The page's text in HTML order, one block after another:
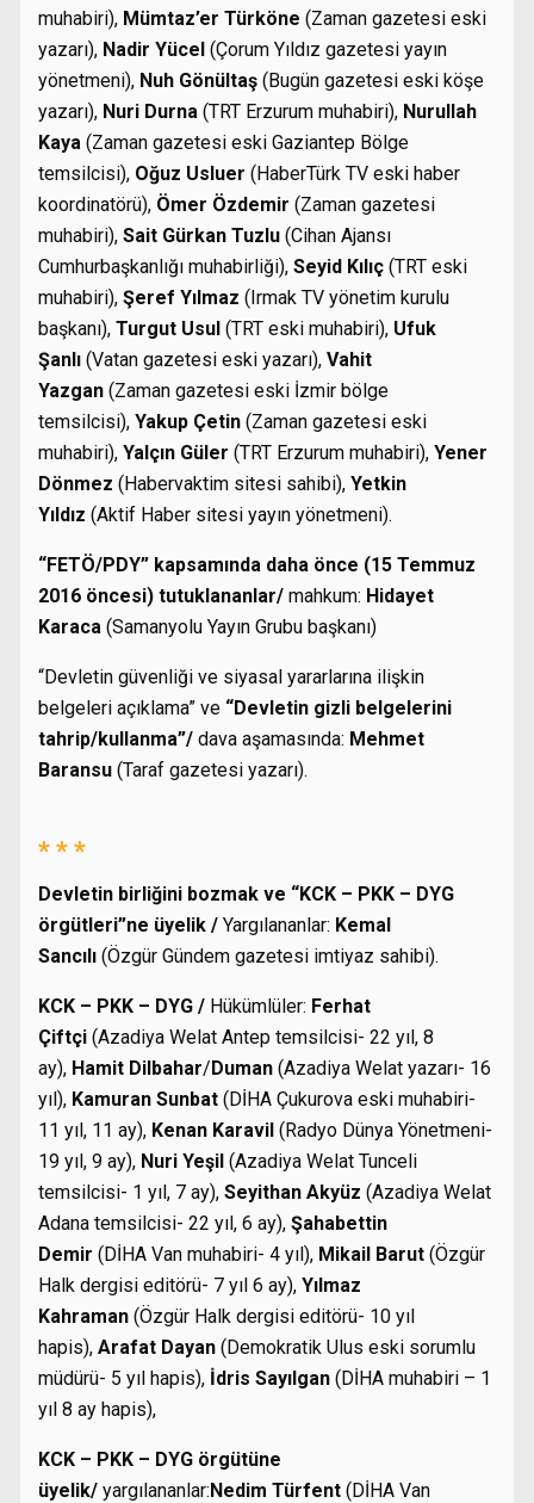
muhabiri), Mümtaz’er Türköne (Zaman gazetesi eski
yazarı), Nadir Yücel (Çorum Yıldız gazetesi yayın
yönetmeni), Nuh Gönültaş (Bugün gazetesi eski köşe
yazarı), Nuri Durna (TRT Erzurum muhabiri), Nurullah
Kaya (Zaman gazetesi eski Gaziantep Bölge
temsilcisi), Oğuz Usluer (HaberTürk TV eski haber
koordinatörü), Ömer Özdemir (Zaman gazetesi
muhabiri), Sait Gürkan Tuzlu (Cihan Ajansı
Cumhurbaşkanlığı muhabirliği), Seyid Kılıç (TRT eski
muhabiri), Şeref Yılmaz (Irmak TV yönetim kurulu
başkanı), Turgut Usul (TRT eski muhabiri), Ufuk
Şanlı (Vatan gazetesi eski yazarı), Vahit
Yazgan (Zaman gazetesi eski İzmir bölge
temsilcisi), Yakup Çetin (Zaman gazetesi eski
muhabiri), Yalçın Güler (TRT Erzurum muhabiri), Yener
Dönmez (Habervaktim sitesi sahibi), Yetkin
Yıldız (Aktif Haber sitesi yayın yönetmeni).
“FETÖ/PDY” kapsamında daha önce (15 Temmuz
2016 öncesi) tutuklananlar/ mahkum: Hidayet
Karaca (Samanyolu Yayın Grubu başkanı)
“Devletin güvenliği ve siyasal yararlarına ilişkin
belgeleri açıklama” ve “Devletin gizli belgelerini
tahrip/kullanma”/ dava aşamasında: Mehmet
Baransu (Taraf gazetesi yazarı).
* * *
Devletin birliğini bozmak ve “KCK – PKK – DYG
örgütleri”ne üyelik / Yargılananlar: Kemal
Sancılı (Özgür Gündem gazetesi imtiyaz sahibi).
KCK – PKK – DYG / Hükümlüler: Ferhat
Çiftçi (Azadiya Welat Antep temsilcisi- 22 yıl, 8
ay), Hamit Dilbahar/Duman (Azadiya Welat yazarı- 16
yıl), Kamuran Sunbat (DİHA Çukurova eski muhabiri-
11 yıl, 11 ay), Kenan Karavil (Radyo Dünya Yönetmeni-
19 yıl, 9 ay), Nuri Yeşil (Azadiya Welat Tunceli
temsilcisi- 1 yıl, 7 ay), Seyithan Akyüz (Azadiya Welat
Adana temsilcisi- 22 yıl, 6 ay), Şahabettin
Demir (DİHA Van muhabiri- 4 yıl), Mikail Barut (Özgür
Halk dergisi editörü- 7 yıl 6 ay), Yılmaz
Kahraman (Özgür Halk dergisi editörü- 10 yıl
hapis), Arafat Dayan (Demokratik Ulus eski sorumlu
müdürü- 5 yıl hapis), İdris Sayılgan (DİHA muhabiri – 1
yıl 8 ay hapis),
KCK – PKK – DYG örgütüne
üyelik/ yargılananlar:Nedim Türfent (DİHA Van